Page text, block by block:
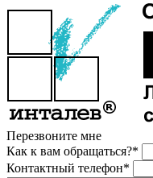
Перезвоните мне
Как к вам обращаться?*
Контактный телефон*